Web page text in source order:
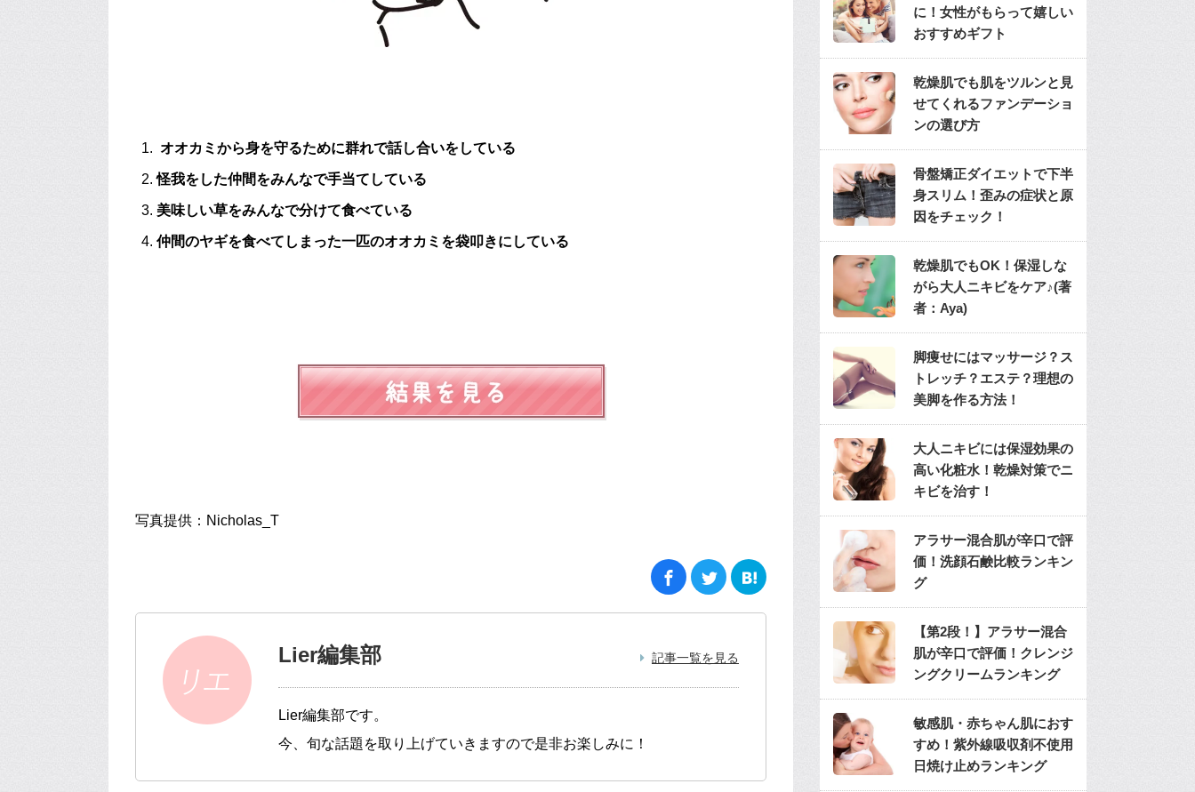
オオカミから身を守るために群れで話し合いをしている
怪我をした仲間をみんなで手当てしている
美味しい草をみんなで分けて食べている
仲間のヤギを食べてしまった一匹のオオカミを袋叩きにしている
写真提供：Nicholas_T
Lier編集部 記事一覧を見る
Lier編集部です。
今、旬な話題を取り上げていきますので是非お楽しみに！
に！女性がもらって嬉しい
おすすめギフト
乾燥肌でも肌をツルンと見
せてくれるファンデーショ
ンの選び方
骨盤矯正ダイエットで下半
身スリム！歪みの症状と原
因をチェック！
乾燥肌でもOK！保湿しな
がら大人ニキビをケア♪(著
者：Aya)
脚痩せにはマッサージ？ス
トレッチ？エステ？理想の
美脚を作る方法！
大人ニキビには保湿効果の
高い化粧水！乾燥対策でニ
キビを治す！
アラサー混合肌が辛口で評
価！洗顔石鹸比較ランキン
グ
【第2段！】アラサー混合
肌が辛口で評価！クレンジ
ングクリームランキング
敏感肌・赤ちゃん肌におす
すめ！紫外線吸収剤不使用
日焼け止めランキング